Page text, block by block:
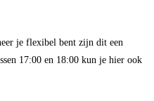
je flexibel bent zijn dit een
17:00 en 18:00 kun je hier ook